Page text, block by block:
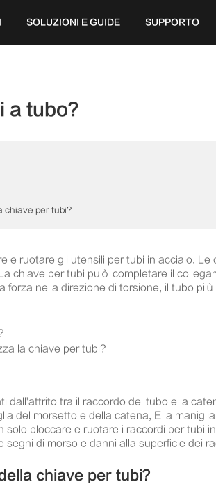
SOLUZIONI E GUIDE SUPPORTO
a tubo?
chiave per tubi?
e ruotare gli utensili per tubi in acciaio.
chiave per tubi può completare il
forza nella direzione di torsione, il tubo
la chiave per tubi?
dall'attrito tra il raccordo del tubo e la
del morsetto e della catena, E la
bloccare e ruotare i raccordi per tubi
di morso e danni alla superficie dei
chiave per tubi?